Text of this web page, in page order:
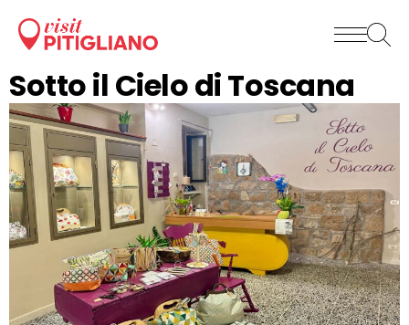
Sotto il Cielo di Toscana